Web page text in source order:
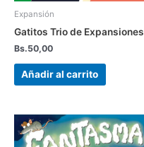
Expansión
Gatitos Trio de Expansiones
Bs.50,00
Añadir al carrito